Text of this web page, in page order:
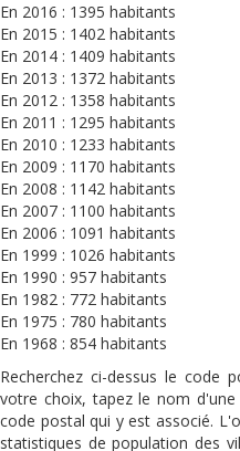
En 2016 : 1395 habitants
En 2015 : 1402 habitants
En 2014 : 1409 habitants
En 2013 : 1372 habitants
En 2012 : 1358 habitants
En 2011 : 1295 habitants
En 2010 : 1233 habitants
En 2009 : 1170 habitants
En 2008 : 1142 habitants
En 2007 : 1100 habitants
En 2006 : 1091 habitants
En 1999 : 1026 habitants
En 1990 : 957 habitants
En 1982 : 772 habitants
En 1975 : 780 habitants
En 1968 : 854 habitants
Recherchez ci-dessus le code
votre choix, tapez le nom d'une
code postal qui y est associé.
statistiques de population des